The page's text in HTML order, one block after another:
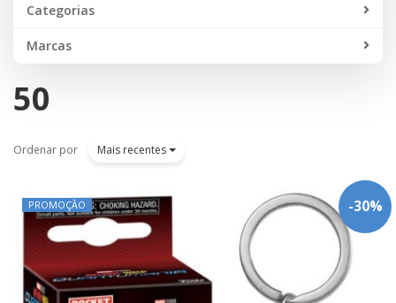
Categorias
Marcas
50
Ordenar por Mais recentes
-30%
PROMOÇÃO